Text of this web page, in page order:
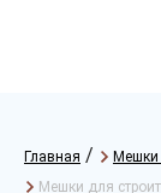
Главная / Мешки
Мешки для